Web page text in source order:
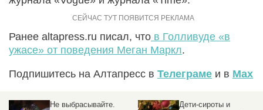
Ранее altapress.ru писал, что в Голливуде «в
ужасе» от поведения Меган Маркл.
Подпишитесь на Алтапресс в Телеграме и в Max
Не выбрасывайте.
Дети-сироты и